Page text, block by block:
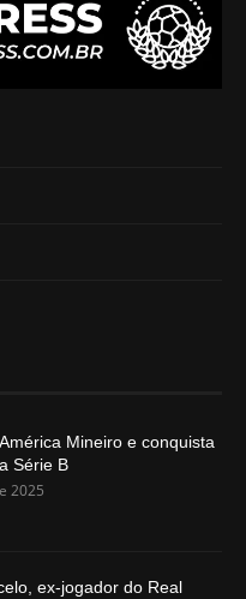
Mineiro e conquista
Série B
2025
ex-jogador do Real